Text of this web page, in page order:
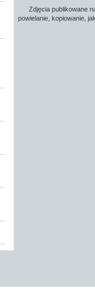
Zdjęcia publikowane
powielanie, kopiowanie,